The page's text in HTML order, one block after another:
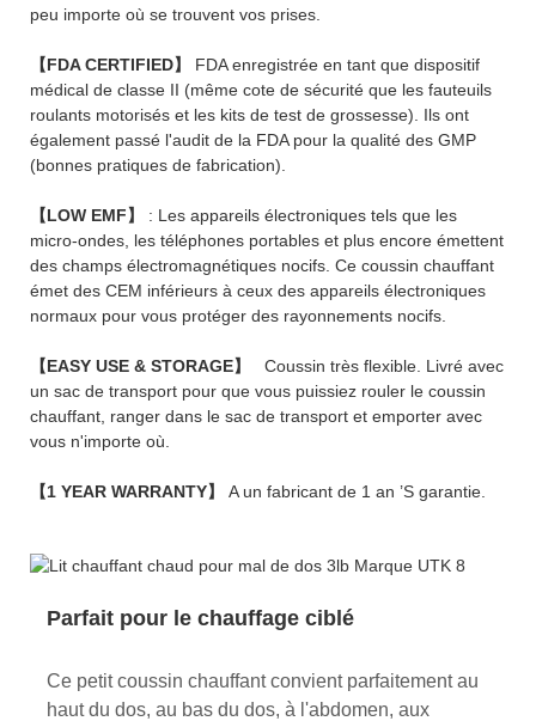
peu importe où se trouvent vos prises.
【FDA CERTIFIED】 FDA enregistrée en tant que dispositif
médical de classe II (même cote de sécurité que les fauteuils
roulants motorisés et les kits de test de grossesse). Ils ont
également passé l'audit de la FDA pour la qualité des GMP
(bonnes pratiques de fabrication).
【LOW EMF】 : Les appareils électroniques tels que les
micro-ondes, les téléphones portables et plus encore émettent
des champs électromagnétiques nocifs. Ce coussin chauffant
émet des CEM inférieurs à ceux des appareils électroniques
normaux pour vous protéger des rayonnements nocifs.
【EASY USE & STORAGE】
Coussin très flexible. Livré avec
un sac de transport pour que vous puissiez rouler le coussin
chauffant, ranger dans le sac de transport et emporter avec
vous n'importe où.
【1 YEAR WARRANTY】 A un fabricant de 1 an ’S garantie.
Parfait pour le chauffage ciblé
Ce petit coussin chauffant convient parfaitement au
haut du dos, au bas du dos, à l'abdomen, aux